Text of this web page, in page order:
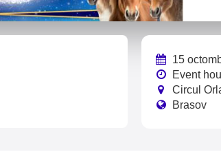
15
Event
Circul
Brasov